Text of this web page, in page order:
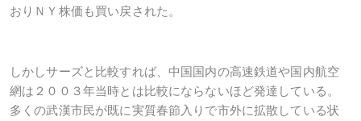
おりＮＹ株価も買い戻された。
しかしサーズと比較すれば、中国国内の高速鉄道や国内航空
網は２００３年当時とは比較にならないほど発達している。
多くの武漢市民が既に実質春節入りで市外に拡散している状